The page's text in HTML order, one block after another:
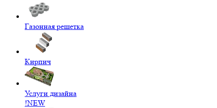
Газонная решетка
Кирпич
Услуги дизайна
!NEW